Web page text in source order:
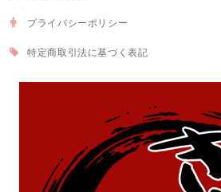
プライバシーポリシー
特定商取引法に基づく表記